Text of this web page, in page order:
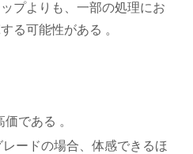
プよりも、一部の処理にお
る可能性がある 。
価である 。
ードの場合、体感できるほ